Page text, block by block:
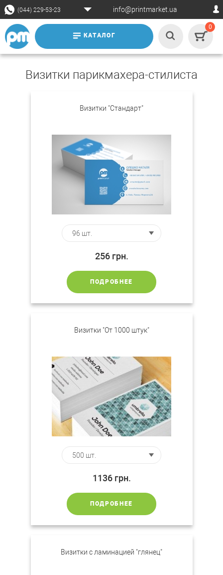
(044) 229-53-23 info@printmarket.ua
КАТАЛОГ
0
Визитки парикмахера-стилиста
Визитки "Стандарт"
256 грн.
ПОДРОБНЕЕ
Визитки "От 1000 штук"
1136 грн.
ПОДРОБНЕЕ
Визитки c ламинацией "глянец"